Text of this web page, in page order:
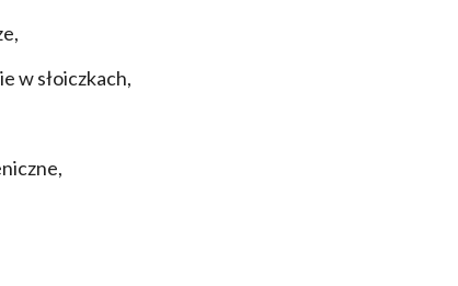
w słoiczkach,